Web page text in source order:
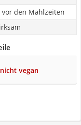
vor den Mahlzeiten
nicht vegan